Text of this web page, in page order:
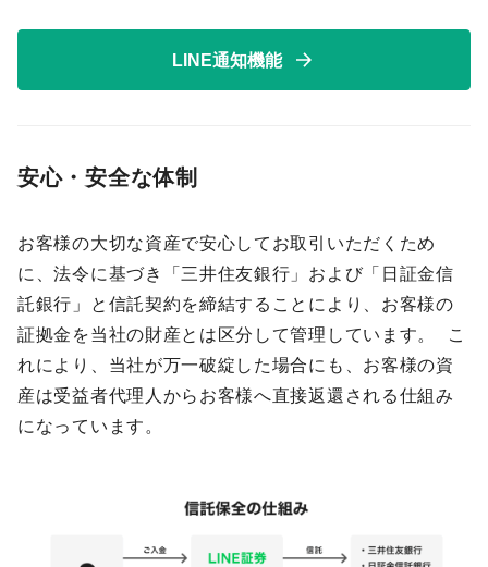
LINE通知機能
安心・安全な体制
お客様の大切な資産で安心してお取引いただくため
に、法令に基づき「三井住友銀行」および「日証金信
託銀行」と信託契約を締結することにより、お客様の
証拠金を当社の財産とは区分して管理しています。 こ
れにより、当社が万一破綻した場合にも、お客様の資
産は受益者代理人からお客様へ直接返還される仕組み
になっています。